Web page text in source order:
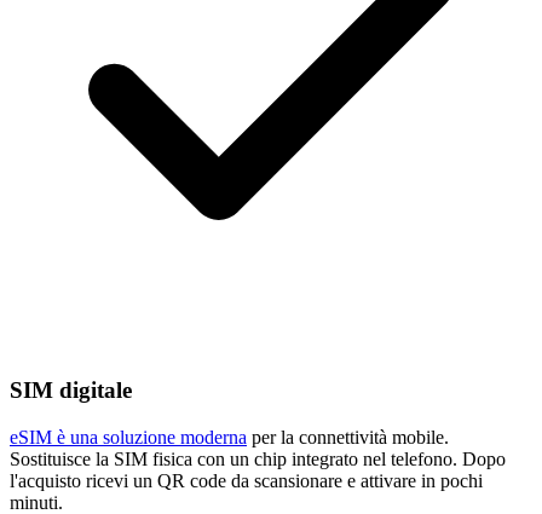
SIM digitale
eSIM è una soluzione moderna per la connettività mobile.
Sostituisce la SIM fisica con un chip integrato nel telefono. Dopo
l'acquisto ricevi un QR code da scansionare e attivare in pochi
minuti.